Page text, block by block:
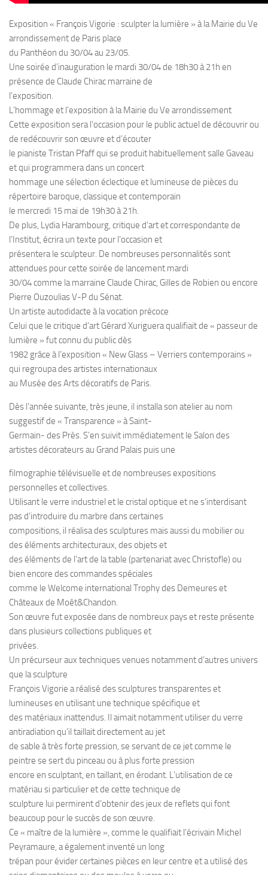
Exposition « François Vigorie : sculpter la lumière » à la Mairie du Ve
arrondissement de Paris place
du Panthéon du 30/04 au 23/05.
Une soirée d’inauguration le mardi 30/04 de 18h30 à 21h en
présence de Claude Chirac marraine de
l’exposition.
L’hommage et l’exposition à la Mairie du Ve arrondissement
Cette exposition sera l’occasion pour le public actuel de découvrir ou
de redécouvrir son œuvre et d’écouter
le pianiste Tristan Pfaff qui se produit habituellement salle Gaveau
et qui programmera dans un concert
hommage une sélection éclectique et lumineuse de pièces du
répertoire baroque, classique et contemporain
le mercredi 15 mai de 19h30 à 21h.
De plus, Lydia Harambourg, critique d’art et correspondante de
l’Institut, écrira un texte pour l’occasion et
présentera le sculpteur. De nombreuses personnalités sont
attendues pour cette soirée de lancement mardi
30/04 comme la marraine Claude Chirac, Gilles de Robien ou encore
Pierre Ouzoulias V-P du Sénat.
Un artiste autodidacte à la vocation précoce
Celui que le critique d’art Gérard Xuriguera qualifiait de « passeur de
lumière » fut connu du public dès
1982 grâce à l’exposition « New Glass – Verriers contemporains »
qui regroupa des artistes internationaux
au Musée des Arts décoratifs de Paris.
Dès l’année suivante, très jeune, il installa son atelier au nom
suggestif de « Transparence » à Saint-
Germain- des Près. S’en suivit immédiatement le Salon des
artistes décorateurs au Grand Palais puis une
filmographie télévisuelle et de nombreuses expositions
personnelles et collectives.
Utilisant le verre industriel et le cristal optique et ne s’interdisant
pas d’introduire du marbre dans certaines
compositions, il réalisa des sculptures mais aussi du mobilier ou
des éléments architecturaux, des objets et
des éléments de l’art de la table (partenariat avec Christofle) ou
bien encore des commandes spéciales
comme le Welcome international Trophy des Demeures et
Châteaux de Moêt&Chandon.
Son œuvre fut exposée dans de nombreux pays et reste présente
dans plusieurs collections publiques et
privées.
Un précurseur aux techniques venues notamment d’autres univers
que la sculpture
François Vigorie a réalisé des sculptures transparentes et
lumineuses en utilisant une technique spécifique et
des matériaux inattendus. Il aimait notamment utiliser du verre
antiradiation qu’il taillait directement au jet
de sable à très forte pression, se servant de ce jet comme le
peintre se sert du pinceau ou à plus forte pression
encore en sculptant, en taillant, en érodant. L’utilisation de ce
matériau si particulier et de cette technique de
sculpture lui permirent d’obtenir des jeux de reflets qui font
beaucoup pour le succès de son œuvre.
Ce « maître de la lumière », comme le qualifiait l’écrivain Michel
Peyramaure, a également inventé un long
trépan pour évider certaines pièces en leur centre et a utilisé des